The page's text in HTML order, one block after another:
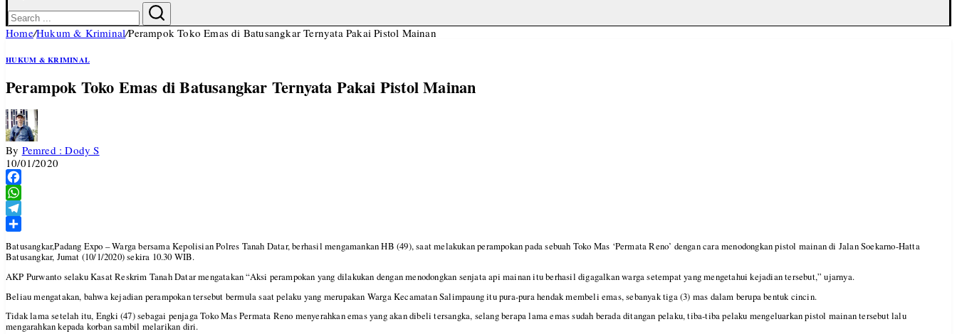
Close
Search Search
Home/Hukum & Kriminal/Perampok Toko Emas di Batusangkar Ternyata Pakai Pistol Mainan
HUKUM & KRIMINAL
Perampok Toko Emas di Batusangkar Ternyata Pakai Pistol Mainan
By Pemred : Dody S
10/01/2020
Facebook
WhatsApp
Telegram
Batusangkar,Padang Expo – Warga bersama Kepolisian Polres Tanah Datar, berhasil mengamankan HB (49), saat melakukan perampokan pada sebuah Toko Mas ‘Permata Reno’ dengan cara menodongkan pistol mainan di Jalan Soekarno-Hatta
Batusangkar, Jumat (10/1/2020) sekira 10.30 WIB.
AKP Purwanto selaku Kasat Reskrim Tanah Datar mengatakan “Aksi perampokan yang dilakukan dengan menodongkan senjata api mainan itu berhasil digagalkan warga setempat yang mengetahui kejadian tersebut,” ujarnya.
Beliau mengatakan, bahwa kejadian perampokan tersebut bermula saat pelaku yang merupakan Warga Kecamatan Salimpaung itu pura-pura hendak membeli emas, sebanyak tiga (3) mas dalam berupa bentuk cincin.
Tidak lama setelah itu, Engki (47) sebagai penjaga Toko Mas Permata Reno menyerahkan emas yang akan dibeli tersangka, selang berapa lama emas sudah berada ditangan pelaku, tiba-tiba pelaku mengeluarkan pistol mainan tersebut lalu
mengarahkan kepada korban sambil melarikan diri.